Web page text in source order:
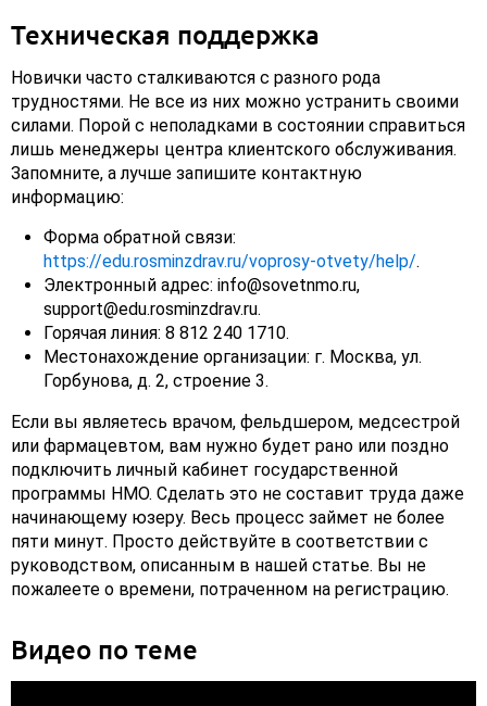
Техническая поддержка
Новички часто сталкиваются с разного рода
трудностями. Не все из них можно устранить своими
силами. Порой с неполадками в состоянии справиться
лишь менеджеры центра клиентского обслуживания.
Запомните, а лучше запишите контактную
информацию:
Форма обратной связи:
https://edu.rosminzdrav.ru/voprosy-otvety/help/.
Электронный адрес: info@sovetnmo.ru,
support@edu.rosminzdrav.ru.
Горячая линия: 8 812 240 1710.
Местонахождение организации: г. Москва, ул.
Горбунова, д. 2, строение 3.
Если вы являетесь врачом, фельдшером, медсестрой
или фармацевтом, вам нужно будет рано или поздно
подключить личный кабинет государственной
программы НМО. Сделать это не составит труда даже
начинающему юзеру. Весь процесс займет не более
пяти минут. Просто действуйте в соответствии с
руководством, описанным в нашей статье. Вы не
пожалеете о времени, потраченном на регистрацию.
Видео по теме